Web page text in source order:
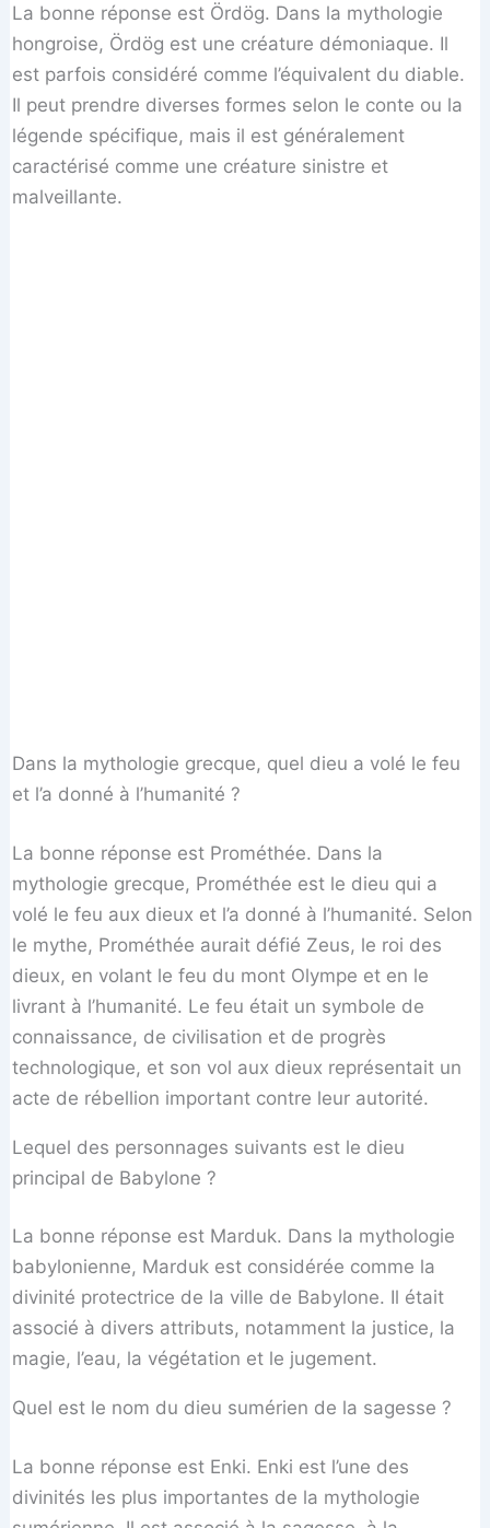
La bonne réponse est Ördög. Dans la mythologie
hongroise, Ördög est une créature démoniaque. Il
est parfois considéré comme l’équivalent du diable.
Il peut prendre diverses formes selon le conte ou la
légende spécifique, mais il est généralement
caractérisé comme une créature sinistre et
malveillante.
Dans la mythologie grecque, quel dieu a volé le feu
et l’a donné à l’humanité ?
La bonne réponse est Prométhée. Dans la
mythologie grecque, Prométhée est le dieu qui a
volé le feu aux dieux et l’a donné à l’humanité. Selon
le mythe, Prométhée aurait défié Zeus, le roi des
dieux, en volant le feu du mont Olympe et en le
livrant à l’humanité. Le feu était un symbole de
connaissance, de civilisation et de progrès
technologique, et son vol aux dieux représentait un
acte de rébellion important contre leur autorité.
Lequel des personnages suivants est le dieu
principal de Babylone ?
La bonne réponse est Marduk. Dans la mythologie
babylonienne, Marduk est considérée comme la
divinité protectrice de la ville de Babylone. Il était
associé à divers attributs, notamment la justice, la
magie, l’eau, la végétation et le jugement.
Quel est le nom du dieu sumérien de la sagesse ?
La bonne réponse est Enki. Enki est l’une des
divinités les plus importantes de la mythologie